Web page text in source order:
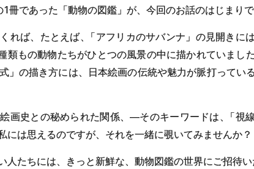
1冊であった「動物の図鑑」が、今回のお話のはじまりで
れば、たとえば、
「アフリカのサバンナ」の見開きに
類もの動物たちがひとつの風景の中に描かれていまし
」の描き方には、日本絵画の伝統や魅力が脈打ってい
画史との秘められた関係、―そのキーワードは、
「視
には思えるのですが、それを一緒に覗いてみませんか？
たちには、きっと新鮮な、動物図鑑の世界にご招待い